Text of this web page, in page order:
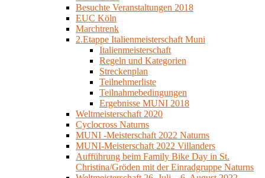
Besuchte Veranstaltungen 2018
EUC Köln
Marchtrenk
2.Etappe Italienmeisterschaft Muni
Italienmeisterschaft
Regeln und Kategorien
Streckenplan
Teilnehmerliste
Teilnahmebedingungen
Ergebnisse MUNI 2018
Weltmeisterschaft 2020
Cyclocross Naturns
MUNI -Meisterschaft 2022 Naturns
MUNI-Meisterschaft 2022 Villanders
Aufführung beim Family Bike Day in St.
Christina/Gröden mit der Einradgruppe Naturns